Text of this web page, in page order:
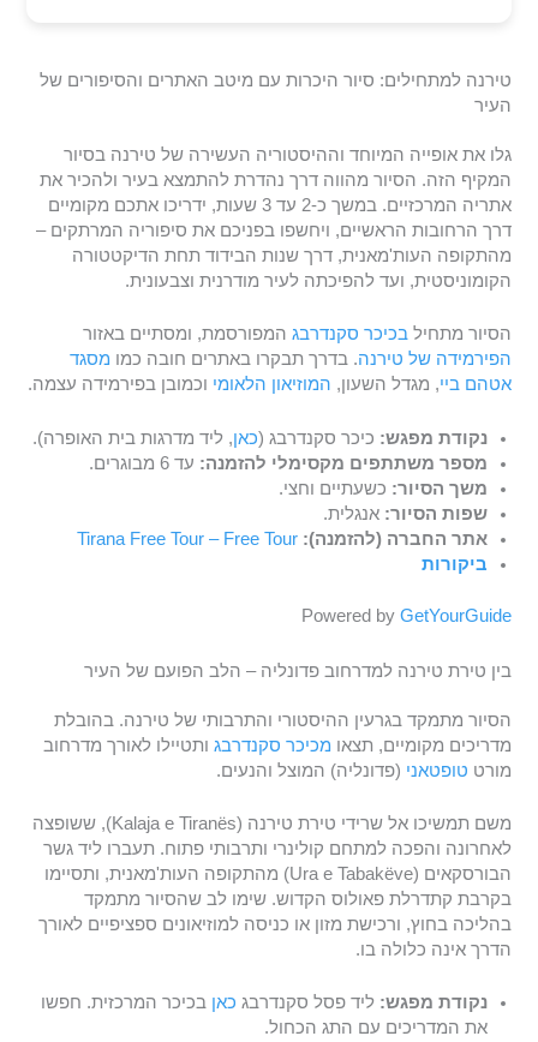
טירנה למתחילים: סיור היכרות עם מיטב האתרים והסיפורים של
העיר
גלו את אופייה המיוחד וההיסטוריה העשירה של טירנה בסיור
המקיף הזה. הסיור מהווה דרך נהדרת להתמצא בעיר ולהכיר את
אתריה המרכזיים. במשך כ-2 עד 3 שעות, ידריכו אתכם מקומיים
דרך הרחובות הראשיים, ויחשפו בפניכם את סיפוריה המרתקים –
מהתקופה העות'מאנית, דרך שנות הבידוד תחת הדיקטטורה
הקומוניסטית, ועד להפיכתה לעיר מודרנית וצבעונית.
הסיור מתחילבכיכר סקנדרבג המפורסמת, ומסתיים באזור
הפירמידה של טירנה. בדרך תבקרו באתרים חובה כמו מסגד
אטהם ביי, מגדל השעון, המוזיאון הלאומי וכמובן בפירמידה עצמה.
נקודת מפגש: כיכר סקנדרבג (כאן, ליד מדרגות בית האופרה).
מספר משתתפים מקסימלי להזמנה: עד 6 מבוגרים.
משך הסיור: כשעתיים וחצי.
שפות הסיור: אנגלית.
אתר החברה (להזמנה): Tirana Free Tour – Free Tour
ביקורות
Powered by GetYourGuide
בין טירת טירנה למדרחוב פדונליה – הלב הפועם של העיר
הסיור מתמקד בגרעין ההיסטורי והתרבותי של טירנה. בהובלת
מדריכים מקומיים, תצאו מכיכר סקנדרבג ותטיילו לאורך מדרחוב
מורט טופטאני (פדונליה) המוצל והנעים.
משם תמשיכו אל שרידי טירת טירנה (Kalaja e Tiranës), ששופצה
לאחרונה והפכה למתחם קולינרי ותרבותי פתוח. תעברו ליד גשר
הבורסקאים (Ura e Tabakëve) מהתקופה העות'מאנית, ותסיימו
בקרבת קתדרלת פאולוס הקדוש. שימו לב שהסיור מתמקד
בהליכה בחוץ, ורכישת מזון או כניסה למוזיאונים ספציפיים לאורך
הדרך אינה כלולה בו.
נקודת מפגש: ליד פסל סקנדרבג כאן בכיכר המרכזית. חפשו
את המדריכים עם התג הכחול.